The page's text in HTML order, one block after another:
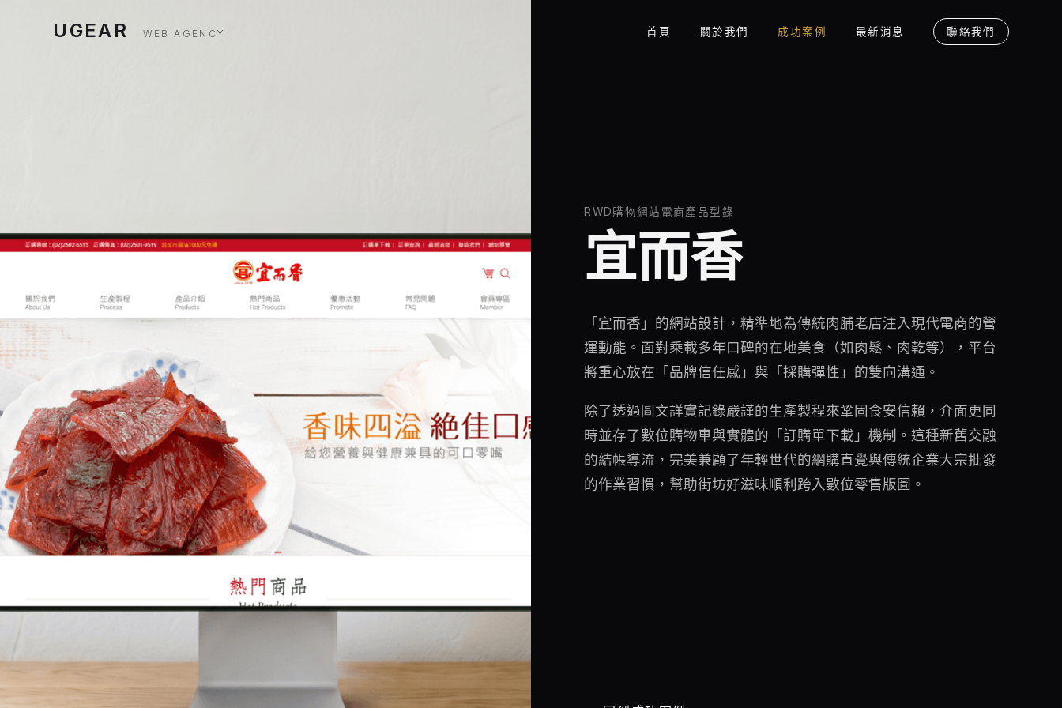
UGEAR WEB AGENCY 首頁 關於我們 成功案例 最新消息 聯絡我們
RWD購物網站電商產品型錄
宜而香
「宜而香」的網站設計，精準地為傳統肉脯老店注入現代電商的營
運動能。面對乘載多年口碑的在地美食（如肉鬆、肉乾等），平台
將重心放在「品牌信任感」與「採購彈性」的雙向溝通。
除了透過圖文詳實記錄嚴謹的生產製程來鞏固食安信賴，介面更同
時並存了數位購物車與實體的「訂購單下載」機制。這種新舊交融
的結帳導流，完美兼顧了年輕世代的網購直覺與傳統企業大宗批發
的作業習慣，幫助街坊好滋味順利跨入數位零售版圖。